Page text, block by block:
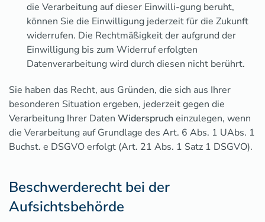
die Verarbeitung auf dieser Einwilli-gung beruht,
können Sie die Einwilligung jederzeit für die Zukunft
widerrufen. Die Rechtmäßigkeit der aufgrund der
Einwilligung bis zum Widerruf erfolgten
Datenverarbeitung wird durch diesen nicht berührt.
Sie haben das Recht, aus Gründen, die sich aus Ihrer
besonderen Situation ergeben, jederzeit gegen die
Verarbeitung Ihrer Daten Widersprucheinzulegen, wenn
die Verarbeitung auf Grundlage des Art. 6 Abs. 1 UAbs. 1
Buchst. e DSGVO erfolgt (Art. 21 Abs. 1 Satz 1 DSGVO).
Beschwerderecht bei der
Aufsichtsbehörde